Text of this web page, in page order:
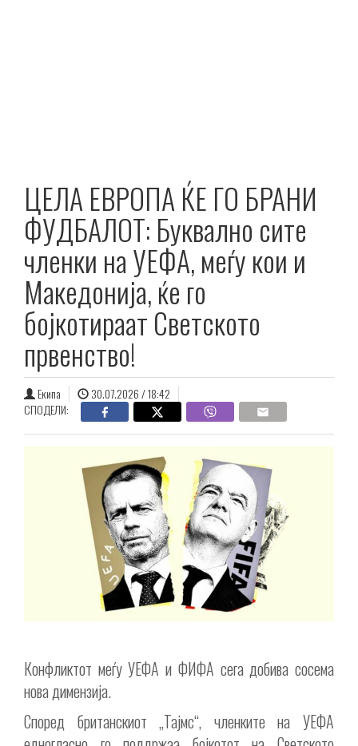
ЦЕЛА ЕВРОПА ЌЕ ГО БРАНИ
ФУДБАЛОТ: Буквално сите
членки на УЕФА, меѓу кои и
Македонија, ќе го
бојкотираат Светското
првенство!
Екипа
30.07.2026 / 18:42
СПОДЕЛИ:
Конфликтот меѓу УЕФА и ФИФА сега добива сосема
нова димензија.
Според британскиот „Тајмс“, членките на УЕФА